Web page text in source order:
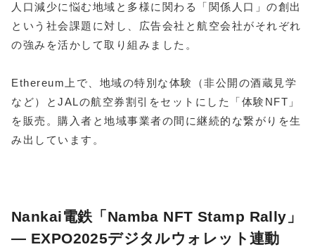
人口減少に悩む地域と多様に関わる「関係人口」の創出
という社会課題に対し、広告会社と航空会社がそれぞれ
の強みを活かして取り組みました。
Ethereum上で、地域の特別な体験（非公開の酒蔵見学
など）とJALの航空券割引をセットにした「体験NFT」
を販売。購入者と地域事業者の間に継続的な繋がりを生
み出しています。
Nankai電鉄「Namba NFT Stamp Rally」
― EXPO2025デジタルウォレット連動